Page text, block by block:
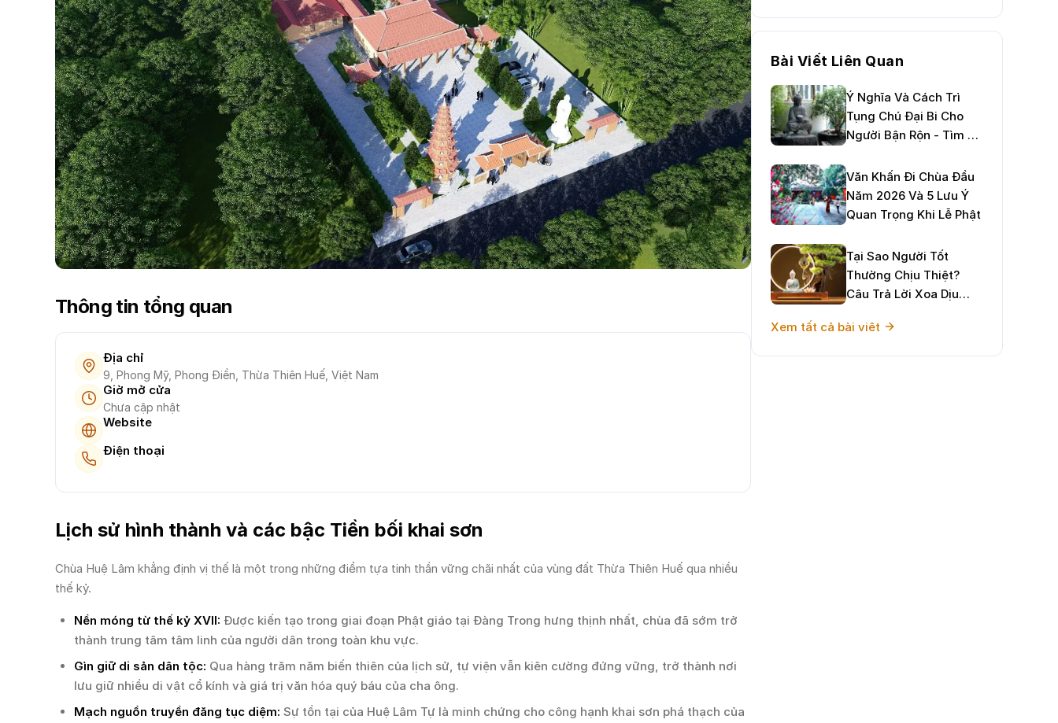
Thông tin tổng quan
Địa chỉ
9, Phong Mỹ, Phong Điền, Thừa Thiên Huế, Việt Nam
Giờ mở cửa
Chưa cập nhật
Website
Điện thoại
Lịch sử hình thành và các bậc Tiền bối khai sơn
Chùa Huệ Lâm khẳng định vị thế là một trong những điểm tựa tinh thần vững chãi nhất của vùng đất Thừa Thiên Huế qua nhiều
thế kỷ.
Nền móng từ thế kỷ XVII: Được kiến tạo trong giai đoạn Phật giáo tại Đàng Trong hưng thịnh nhất, chùa đã sớm trở
thành trung tâm tâm linh của người dân trong toàn khu vực.
Gìn giữ di sản dân tộc: Qua hàng trăm năm biến thiên của lịch sử, tự viện vẫn kiên cường đứng vững, trở thành nơi
lưu giữ nhiều di vật cổ kính và giá trị văn hóa quý báu của cha ông.
Mạch nguồn truyền đăng tục diệm: Sự tồn tại của Huệ Lâm Tự là minh chứng cho công hạnh khai sơn phá thạch của
Bài Viết Liên Quan
Ý Nghĩa Và Cách Trì
Tụng Chú Đại Bi Cho
Người Bận Rộn - Tìm An
Văn Khấn Đi Chùa Đầu
Năm 2026 Và 5 Lưu Ý
Quan Trọng Khi Lễ Phật
Tại Sao Người Tốt
Thường Chịu Thiệt?
Câu Trả Lời Xoa Dịu
Hướng Sống Hạnh Phúc
Xem tất cả bài viêt